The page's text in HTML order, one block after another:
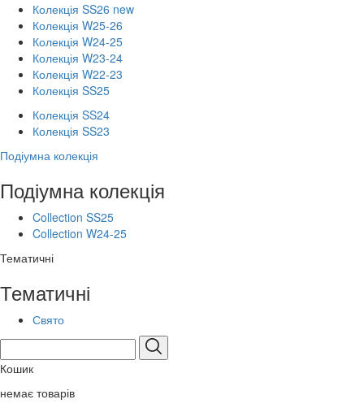
Колекція SS26 new
Колекція W25-26
Колекція W24-25
Колекція W23-24
Колекція W22-23
Колекція SS25
Колекція SS24
Колекція SS23
Подіумна колекція
Подіумна колекція
Collection SS25
Collection W24-25
Тематичні
Тематичні
Свято
Кошик
немає товарів